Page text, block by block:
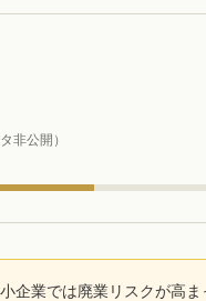
非公開）
企業では廃業リスクが高